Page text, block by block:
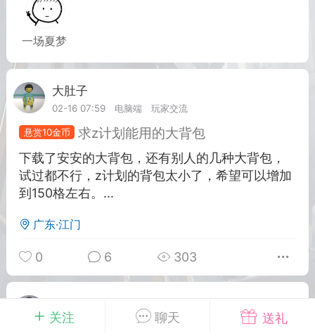
MOD下载
大人
卖挂
禁止发布联机可用的作弊模组，
单机辅助引流私下售卖服务器外挂！
作弊模组在联机服务器使用,为了维护游
环境，中文网特此发布以下声明，规范
模组的发布行为：1. *...
72 2.21w
大人
Lv.8
关注 聊天 送礼
一场夏梦
大肚子
02-16 07:59
电脑端 玩家交流
悬赏10金币 求z计划能用的大背包
下载了安安的大背包，还有别人的几种大背包，
试过都不行，z计划的背包太小了，希望可以增加
到150格左右。...
广东·江门
0 6 303
大肚子
2025-02-13 18:41
电脑端 玩家交流